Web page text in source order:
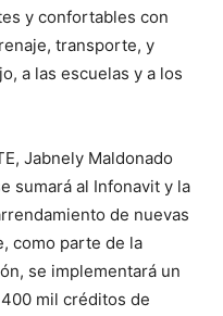
y confortables con
transporte, y
a las escuelas y a los
Jabnely Maldonado
sumará al Infonavit y la
de nuevas
como parte de la
se implementará un
mil créditos de